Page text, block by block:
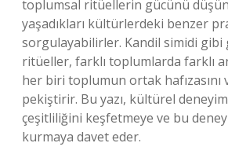
toplumsal ritüellerin gücünü
yaşadıkları kültürlerdeki benzer
sorgulayabilirler. Kandil simidi gibi
ritüeller, farklı toplumlarda farklı
her biri toplumun ortak hafızasını
pekiştirir. Bu yazı, kültürel
çeşitliliğini keşfetmeye ve bu
kurmaya davet eder.